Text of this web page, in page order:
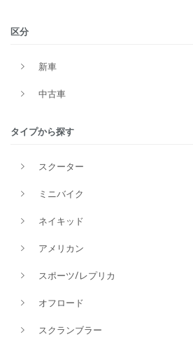
区分
新車
中古車
タイプから探す
スクーター
ミニバイク
ネイキッド
アメリカン
スポーツ/レプリカ
オフロード
スクランブラー